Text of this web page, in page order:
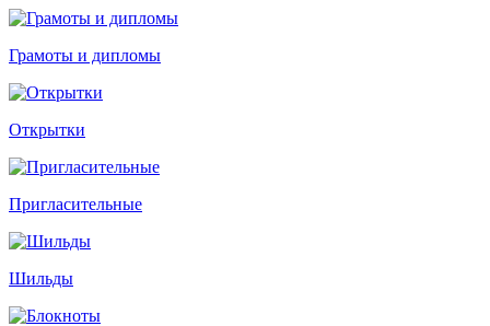
Грамоты и дипломы
Открытки
Пригласительные
Шильды